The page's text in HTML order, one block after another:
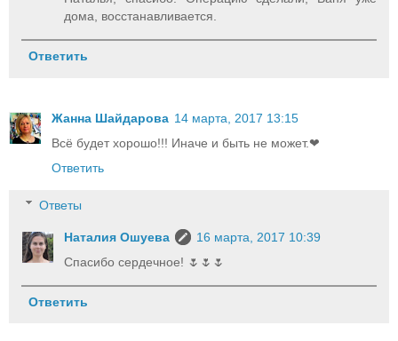
дома, восстанавливается.
Ответить
Жанна Шайдарова 14 марта, 2017 13:15
Всё будет хорошо!!! Иначе и быть не может.❤
Ответить
Ответы
Наталия Ошуева
16 марта, 2017 10:39
Спасибо сердечное! 🌷🌷🌷
Ответить